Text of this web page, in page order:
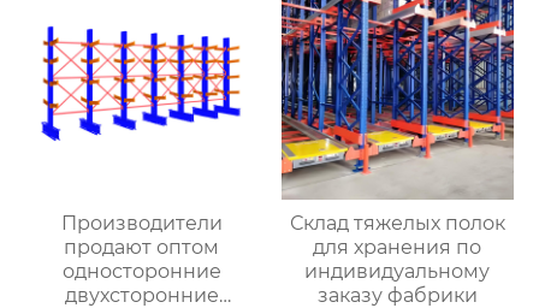
Производители
продают оптом
односторонние
двухсторонние
Склад тяжелых полок
для хранения по
индивидуальному
заказу фабрики